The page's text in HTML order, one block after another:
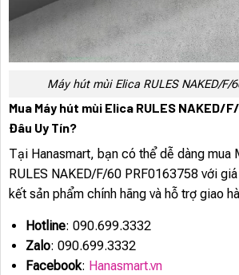
Máy hút mùi Elica RULES NAKED/F/
Mua Máy hút mùi Elica RULES NAKED/
Đâu Uy Tín?
Tại Hanasmart, bạn có thể dễ dàng mua
RULES NAKED/F/60 PRF0163758 với
kết sản phẩm chính hãng và hỗ trợ giao
Hotline: 090.699.3332
Zalo: 090.699.3332
Facebook: Hanasmart.vn